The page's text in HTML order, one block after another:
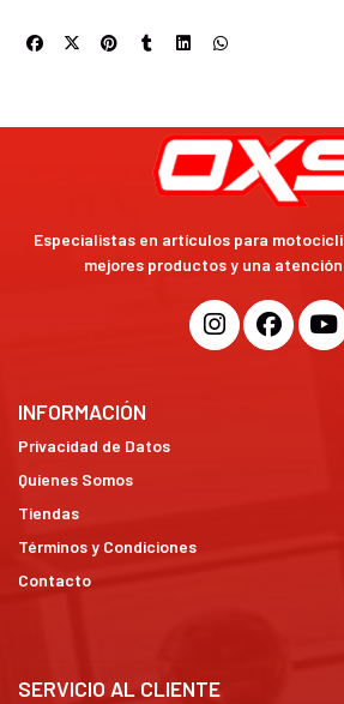
Especialistas en artículos para
mejores productos y una
INFORMACIÓN
Privacidad de Datos
Quienes Somos
Tiendas
Términos y Condiciones
Contacto
SERVICIO AL CLIENTE